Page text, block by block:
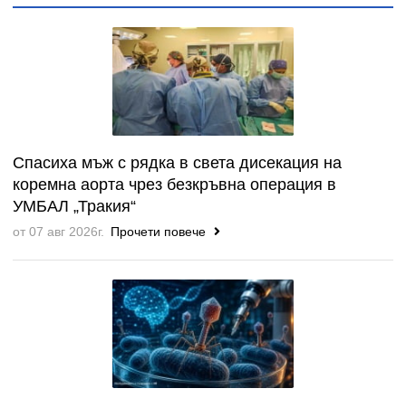
Спасиха мъж с рядка в света дисекация на
коремна аорта чрез безкръвна операция в
УМБАЛ „Тракия“
от 07 авг 2026г. Прочети повече